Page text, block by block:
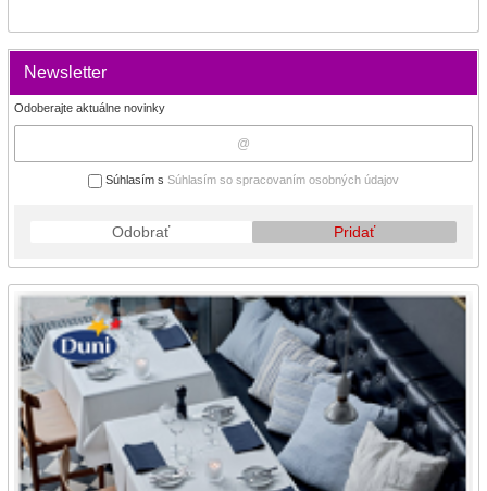
Newsletter
Odoberajte aktuálne novinky
Súhlasím s Súhlasím so spracovaním osobných údajov
Odobrať Pridať